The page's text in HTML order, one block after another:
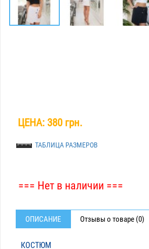
ЦЕНА: 380 грн.
ТАБЛИЦА РАЗМЕРОВ
=== Нет в наличии ===
ОПИСАНИЕ Отзывы о товаре (0)
КОСТЮМ